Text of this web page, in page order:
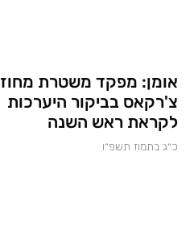
אומן: מפקד משטרת מחוז
צ'רקאס בביקור היערכות
לקראת ראש השנה
כ״ג בתמוז תשפ״ו